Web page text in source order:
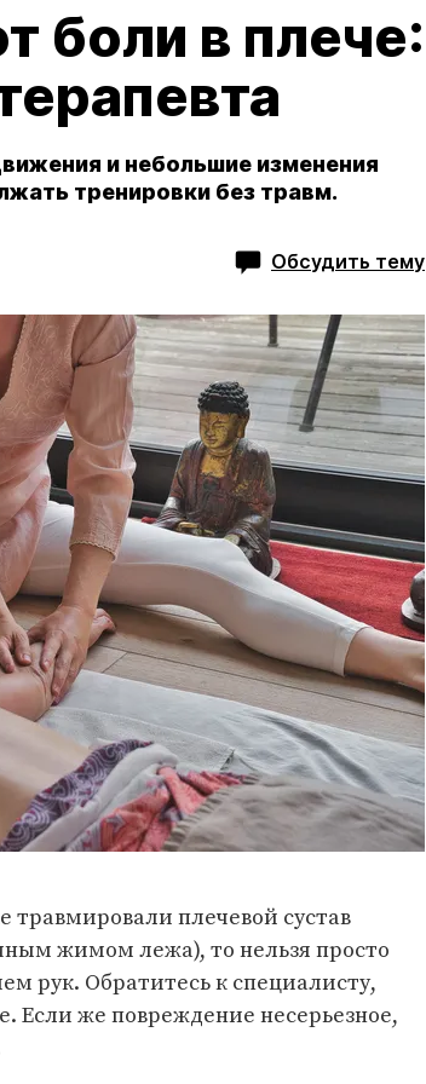
боли в плече:
и небольшие изменения
тренировки без травм.
Обсудить тему
травмировали плечевой сустав
жимом лежа), то нельзя просто
рук. Обратитесь к специалисту,
Если же повреждение несерьезное,